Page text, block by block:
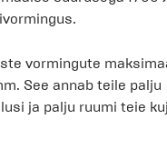
vormingute
See annab teile palju
ja palju ruumi teie